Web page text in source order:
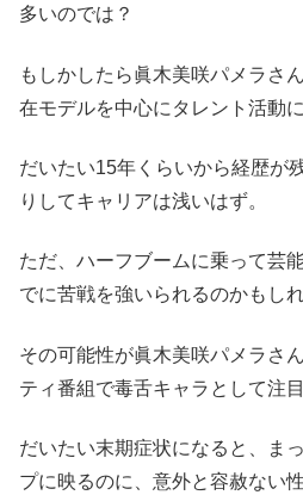
多いのでは？
もしかしたら眞木美咲パメラさ
在モデルを中心にタレント活動
だいたい15年くらいから経歴が
りしてキャリアは浅いはず。
ただ、ハーフブームに乗って芸
でに苦戦を強いられるのかもしれ
その可能性が眞木美咲パメラさ
ティ番組で毒舌キャラとして注
だいたい末期症状になると、ま
プに映るのに、意外と容赦ない